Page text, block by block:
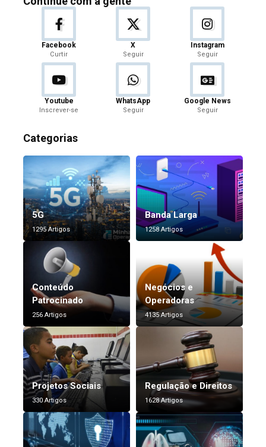
Facebook
Curtir
X
Seguir
Instagram
Seguir
Youtube
Inscrever-se
WhatsApp
Seguir
Google News
Seguir
Categorias
5G
1295 Artigos
Banda Larga
1258 Artigos
Conteúdo
Patrocinado
256 Artigos
Negócios e
Operadoras
4135 Artigos
Projetos Sociais
330 Artigos
Regulação e Direitos
1628 Artigos